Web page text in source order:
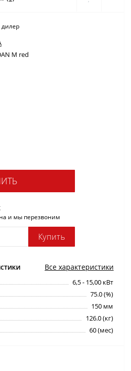
M red
Все характеристики
6,5 - 15,00 кВт
75.0 (%)
150 мм
126.0 (кг)
60 (мес)
и мы перезвоним
Купить